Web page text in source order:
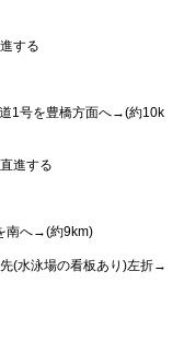
する
1号を豊橋方面へ→(約10k
進する
南へ→(約9km)
(水泳場の看板あり)左折→